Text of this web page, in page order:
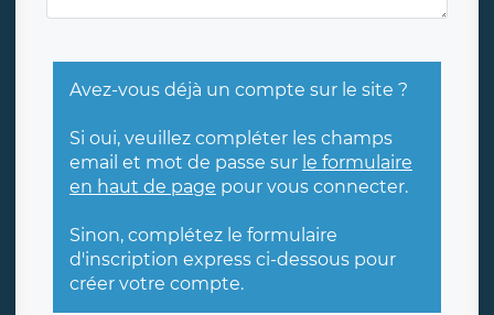
Avez-vous déjà un compte sur le site ?
Si oui, veuillez compléter les champs
email et mot de passe sur le formulaire
en haut de page pour vous connecter.
Sinon, complétez le formulaire
d'inscription express ci-dessous pour
créer votre compte.